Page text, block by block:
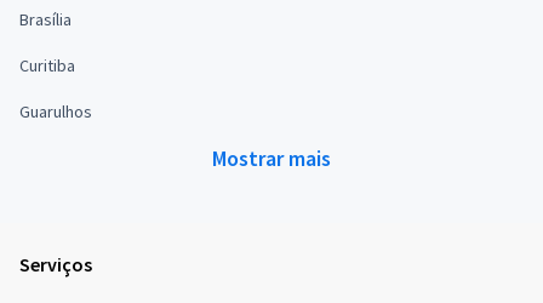
Brasília
Curitiba
Guarulhos
Mostrar mais
Serviços